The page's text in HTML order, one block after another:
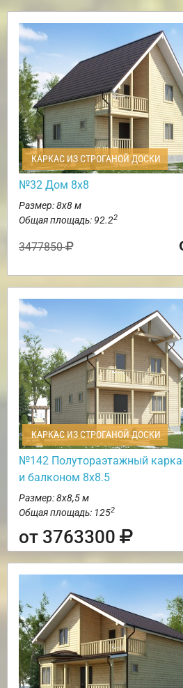
КАРКАС ИЗ СТРОГАНОЙ ДОСКИ
№32 Дом 8х8
Размер: 8х8 м
Общая площадь: 92.22
3477850
КАРКАС ИЗ СТРОГАНОЙ ДОСКИ
№142 Полутораэтажный
и балконом 8х8.5
Размер: 8х8,5 м
Общая площадь: 1252
от 3763300